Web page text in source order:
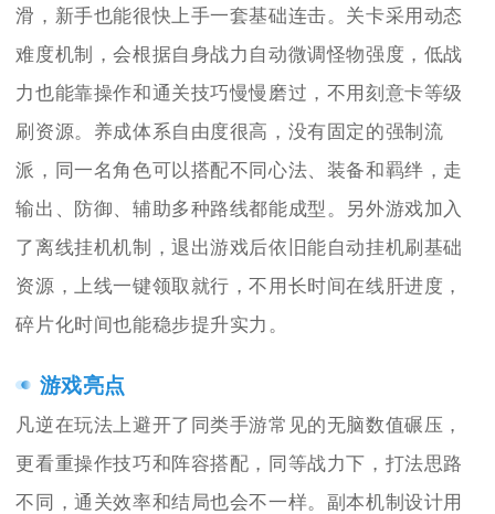
滑，新手也能很快上手一套基础连击。关卡采用动态
难度机制，会根据自身战力自动微调怪物强度，低战
力也能靠操作和通关技巧慢慢磨过，不用刻意卡等级
刷资源。养成体系自由度很高，没有固定的强制流
派，同一名角色可以搭配不同心法、装备和羁绊，走
输出、防御、辅助多种路线都能成型。另外游戏加入
了离线挂机机制，退出游戏后依旧能自动挂机刷基础
资源，上线一键领取就行，不用长时间在线肝进度，
碎片化时间也能稳步提升实力。
游戏亮点
凡逆在玩法上避开了同类手游常见的无脑数值碾压，
更看重操作技巧和阵容搭配，同等战力下，打法思路
不同，通关效率和结局也会不一样。副本机制设计用